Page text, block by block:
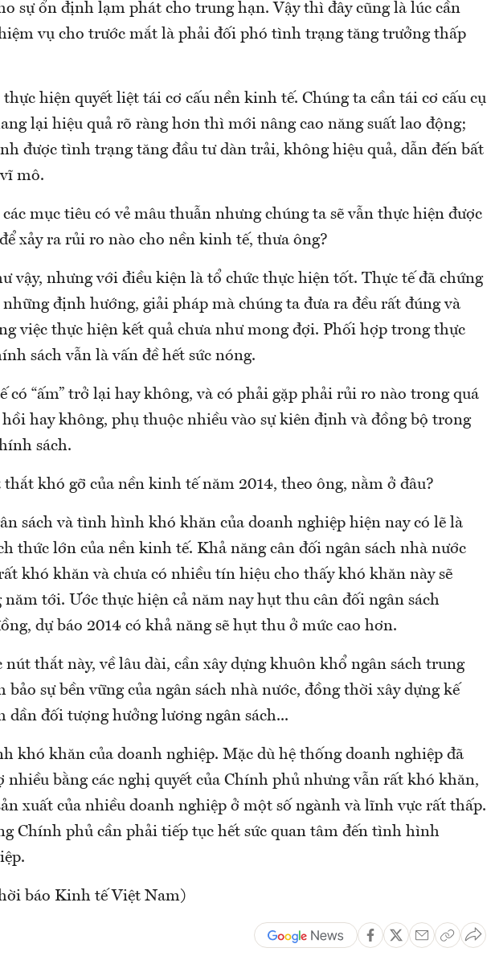
sự ổn định lạm phát cho trung hạn. Vậy thì đây cũng là lúc cần
vụ cho trước mắt là phải đối phó tình trạng tăng trưởng thấp
hiện quyết liệt tái cơ cấu nền kinh tế. Chúng ta cần tái cơ cấu cụ
lại hiệu quả rõ ràng hơn thì mới nâng cao năng suất lao động;
được tình trạng tăng đầu tư dàn trải, không hiệu quả, dẫn đến bất
mô.
mục tiêu có vẻ mâu thuẫn nhưng chúng ta sẽ vẫn thực hiện được
xảy ra rủi ro nào cho nền kinh tế, thưa ông?
vậy, nhưng với điều kiện là tổ chức thực hiện tốt. Thực tế đã chứng
định hướng, giải pháp mà chúng ta đưa ra đều rất đúng và
việc thực hiện kết quả chưa như mong đợi. Phối hợp trong thực
sách vẫn là vấn đề hết sức nóng.
có “ấm” trở lại hay không, và có phải gặp phải rủi ro nào trong quá
hay không, phụ thuộc nhiều vào sự kiên định và đồng bộ trong
sách.
khó gỡ của nền kinh tế năm 2014, theo ông, nằm ở đâu?
sách và tình hình khó khăn của doanh nghiệp hiện nay có lẽ là
thức lớn của nền kinh tế. Khả năng cân đối ngân sách nhà nước
khó khăn và chưa có nhiều tín hiệu cho thấy khó khăn này sẽ
tới. Ước thực hiện cả năm nay hụt thu cân đối ngân sách
dự báo 2014 có khả năng sẽ hụt thu ở mức cao hơn.
nút thắt này, về lâu dài, cần xây dựng khuôn khổ ngân sách trung
bảo sự bền vững của ngân sách nhà nước, đồng thời xây dựng kế
dần đối tượng hưởng lương ngân sách...
khó khăn của doanh nghiệp. Mặc dù hệ thống doanh nghiệp đã
nhiều bằng các nghị quyết của Chính phủ nhưng vẫn rất khó khăn,
xuất của nhiều doanh nghiệp ở một số ngành và lĩnh vực rất thấp.
Chính phủ cần phải tiếp tục hết sức quan tâm đến tình hình
báo Kinh tế Việt Nam)